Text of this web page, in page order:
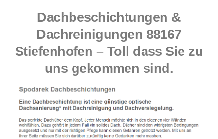
Dachbeschichtungen &
Dachreinigungen 88167
Stiefenhofen – Toll dass Sie zu
uns gekommen sind.